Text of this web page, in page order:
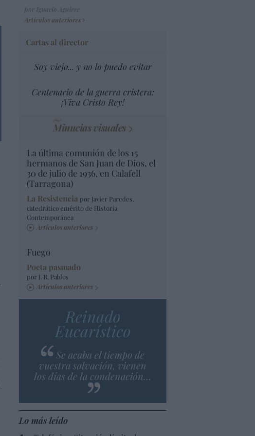
Artículos anteriores
Cartas al director
Soy viejo... y no lo puedo evitar
Centenario de la guerra cristera:
¡Viva Cristo Rey!
Minucias visuales
La última comunión de los 15
hermanos de San Juan de Dios, el
30 de julio de 1936, en Calafell
(Tarragona)
La Resistencia por Javier Paredes,
catedrático emérito de Historia
Contemporánea
Artículos anteriores
Fuego
Poeta pasmado
por J. R. Pablos
Artículos anteriores
Reinado
Eucarístico
Se acaba el tiempo de
vuestra salvación, vienen
los días de la condenación…
Lo más leído